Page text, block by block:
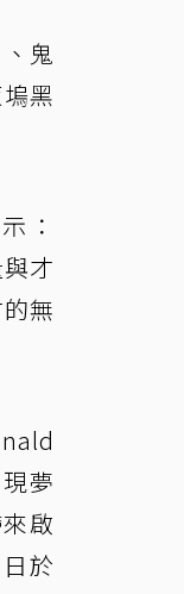
鬼
黑
：
才
無
夢
啟
於